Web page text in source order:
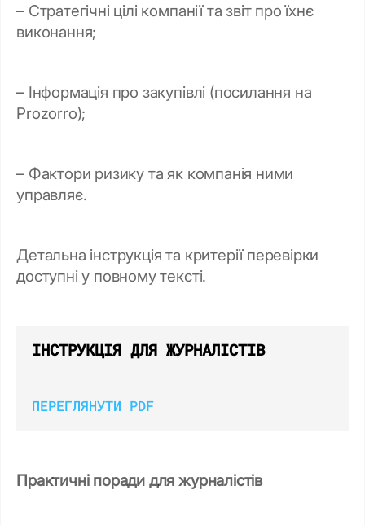
– Стратегічні цілі компанії та звіт про їхнє
виконання;
– Інформація про закупівлі (посилання на
Prozorro);
– Фактори ризику та як компанія ними
управляє.
Детальна інструкція та критерії перевірки
доступні у повному тексті.
ІНСТРУКЦІЯ ДЛЯ ЖУРНАЛІСТІВ
ПЕРЕГЛЯНУТИ PDF
Практичні поради для журналістів